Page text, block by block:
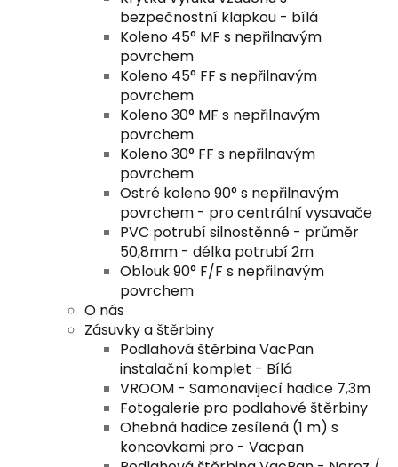
bezpečnostní klapkou - bílá
Koleno 45° MF s nepřilnavým
povrchem
Koleno 45° FF s nepřilnavým
povrchem
Koleno 30° MF s nepřilnavým
povrchem
Koleno 30° FF s nepřilnavým
povrchem
Ostré koleno 90° s nepřilnavým
povrchem - pro centrální vysavače
PVC potrubí silnostěnné - průměr
50,8mm - délka potrubí 2m
Oblouk 90° F/F s nepřilnavým
povrchem
O nás
Zásuvky a štěrbiny
Podlahová štěrbina VacPan
instalační komplet - Bílá
VROOM - Samonavijecí hadice 7,3m
Fotogalerie pro podlahové štěrbiny
Ohebná hadice zesílená (1 m) s
koncovkami pro - Vacpan